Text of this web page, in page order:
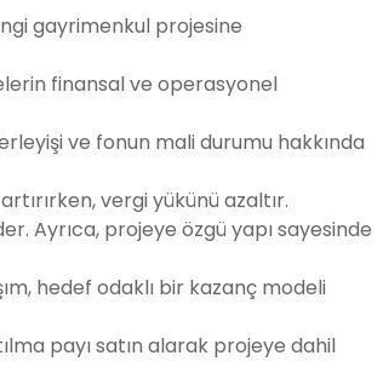
gayrimenkul projesine
finansal ve operasyonel
ve fonun mali durumu hakkında
vergi yükünü azaltır.
Ayrıca, projeye özgü yapı sayesinde
hedef odaklı bir kazanç modeli
payı satın alarak projeye dahil